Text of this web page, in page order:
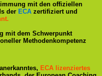
mit den offiziellen
der ECA zertifiziert und
mit dem Schwerpunkt
Methodenkompetenz
ECA lizenziertes